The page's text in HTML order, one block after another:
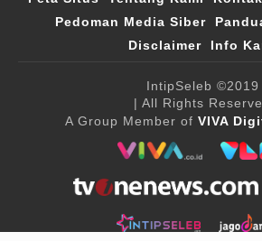
Pedoman Media Siber
Disclaimer
Info
IntipSeleb ©2019
| All Rights
A Group Member of VIVA